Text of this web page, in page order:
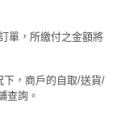
單，所繳付之金額將
下，商戶的自取/送貨/
查詢。